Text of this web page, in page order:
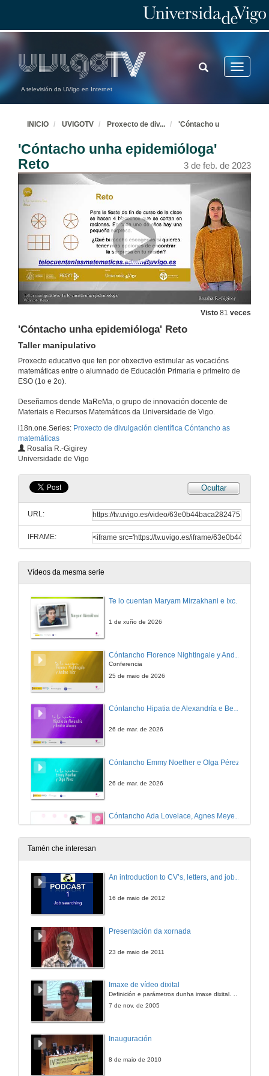
A televisión da UVigo en Internet
Toggle
TOGGLE
SEARCH
INICIO UVIGOTV Proxecto de div... 'Cóntacho u
'Cóntacho unha epidemióloga'
Reto
3 de feb. de 2023
Visto 81 veces
'Cóntacho unha epidemióloga' Reto
Taller manipulativo
Proxecto educativo que ten por obxectivo estimular as vocacións
matemáticas entre o alumnado de Educación Primaria e primeiro de
ESO (1o e 2o).
Deseñamos dende MaReMa, o grupo de innovación docente de
Materiais e Recursos Matemáticos da Universidade de Vigo.
i18n.one.Series: Proxecto de divulgación científica Cóntancho as
matemáticas
Rosalía R.-Gigirey
Universidade de Vigo
Ocultar
URL:
IFRAME:
Vídeos da mesma serie
Te lo cuentan Maryam Mirzakhani e Ixchel D. Gutiérrez
1 de xuño de 2026
Conferencia
25 de maio de 2026
Cóntancho Hipatia de Alexandría e Beatriz Álvarez
26 de mar. de 2026
Cóntancho Emmy Noether e Olga Pérez
26 de mar. de 2026
Cóntancho Ada Lovelace, Agnes Meyer Driscoll e Xabier García.
15 de dec. de 2025
23 de xuño de 2025
Tamén che interesan
An introduction to CV’s, letters, and job searching
16 de maio de 2012
Presentación da xornada
23 de maio de 2011
Imaxe de vídeo dixital
7 de nov. de 2005
Inauguración
8 de maio de 2010